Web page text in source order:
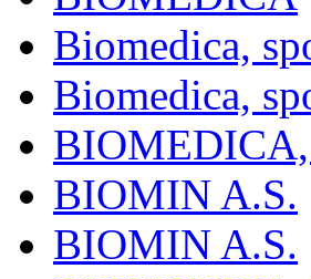
Biomedica,
Biomedica,
BIOMIN A.S.
BIOMIN A.S.